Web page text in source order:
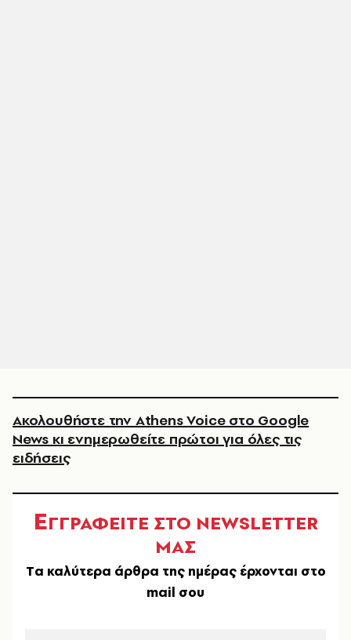
Ακολουθήστε την Athens Voice στο Google
News κι ενημερωθείτε πρώτοι για όλες τις
ειδήσεις
ΕΓΓΡΑΦΕΙΤΕ ΣΤΟ NEWSLETTER
ΜΑΣ
Tα καλύτερα άρθρα της ημέρας έρχονται στο
mail σου